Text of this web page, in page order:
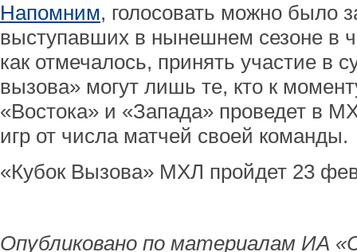
Напомним, голосовать можно было
выступавших в нынешнем сезоне в
как отмечалось, принять участие в
вызова» могут лишь те, кто к
«Востока» и «Запада» проведет в
игр от числа матчей своей команды.
«Кубок Вызова» МХЛ пройдет 23
Опубликовано по материалам ИА